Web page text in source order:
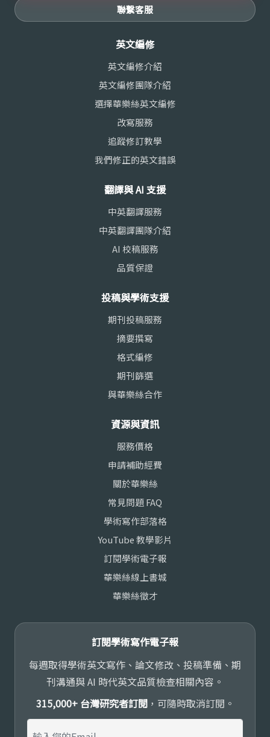
聯繫客服
英文編修
英文編修介紹
英文編修團隊介紹
選擇華樂絲英文編修
改寫服務
追蹤修訂教學
我們修正的英文錯誤
翻譯與 AI 支援
中英翻譯服務
中英翻譯團隊介紹
AI 校稿服務
品質保證
投稿與學術支援
期刊投稿服務
摘要撰寫
格式編修
期刊篩選
與華樂絲合作
資源與資訊
服務價格
申請補助經費
關於華樂絲
常見問題 FAQ
學術寫作部落格
YouTube 教學影片
訂閱學術電子報
華樂絲線上書城
華樂絲徵才
訂閱學術寫作電子報
每週取得學術英文寫作、論文修改、投稿準備、期
刊溝通與 AI 時代英文品質檢查相關內容。
315,000+ 台灣研究者訂閱，可隨時取消訂閱。